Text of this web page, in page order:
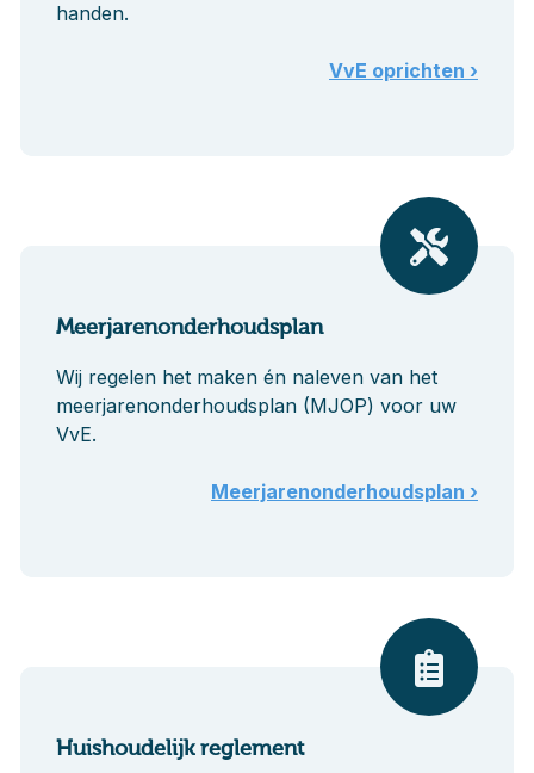
handen.
VvE oprichten ›
Meerjarenonderhoudsplan
Wij regelen het maken én naleven van het
meerjarenonderhoudsplan (MJOP) voor uw
VvE.
Meerjarenonderhoudsplan ›
Huishoudelijk reglement